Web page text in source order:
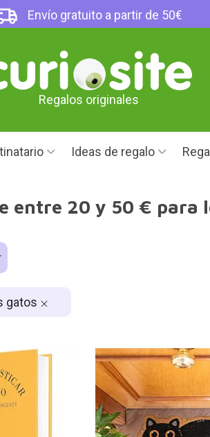
Envío gratuito a partir de 50€
Regalos originales
Ideas de regalo
entre 20 y 50 € para
gatos